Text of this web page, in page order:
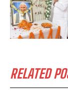
RELATED